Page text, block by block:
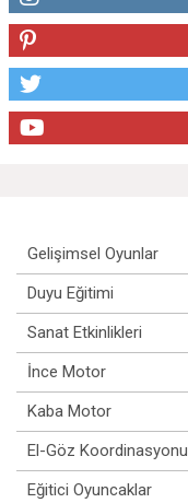
Gelişimsel Oyunlar
Duyu Eğitimi
Sanat Etkinlikleri
İnce Motor
Kaba Motor
El-Göz Koordinasyonu
Eğitici Oyuncaklar